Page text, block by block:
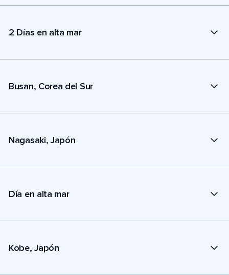
2 Días en alta mar
Busan, Corea del Sur
Nagasaki, Japón
Día en alta mar
Kobe, Japón